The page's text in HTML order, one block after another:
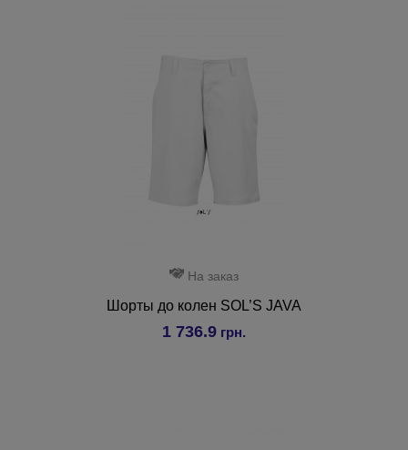
На заказ
Шорты до колен SOL’S JAVA
1 736.9 грн.